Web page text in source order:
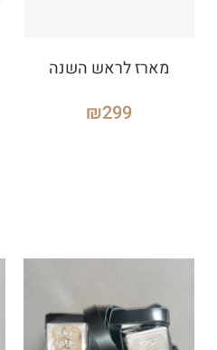
מארז לראש השנה
₪299